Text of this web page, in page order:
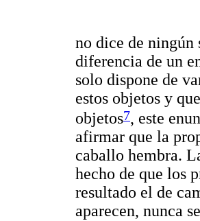
no dice de ningún
diferencia de un
solo dispone de
estos objetos y
objetos7, este
afirmar que la
caballo hembra.
hecho de que los
resultado el de
aparecen, nunca